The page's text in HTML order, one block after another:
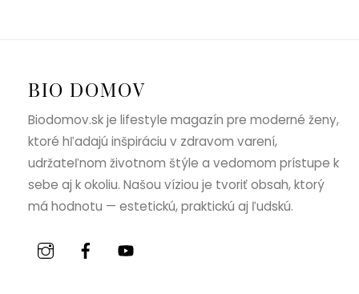
BIO DOMOV
Biodomov.sk je lifestyle magazín pre moderné ženy,
ktoré hľadajú inšpiráciu v zdravom varení,
udržateľnom životnom štýle a vedomom prístupe k
sebe aj k okoliu. Našou víziou je tvoriť obsah, ktorý
má hodnotu — estetickú, praktickú aj ľudskú.